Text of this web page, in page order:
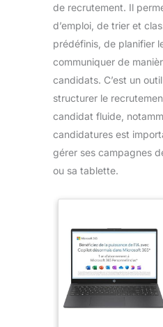
de recrutement. Il
d’emploi, de trier et
prédéfinis, de planifier
communiquer de
candidats. C’est un
structurer le
candidat fluide,
candidatures est
gérer ses campagnes
ou sa tablette.